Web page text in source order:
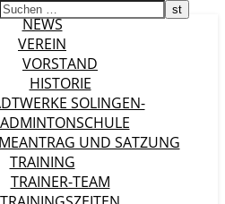
NEWS
VEREIN
VORSTAND
HISTORIE
SOLINGEN-
UND SATZUNG
TRAINING
TRAINER-TEAM